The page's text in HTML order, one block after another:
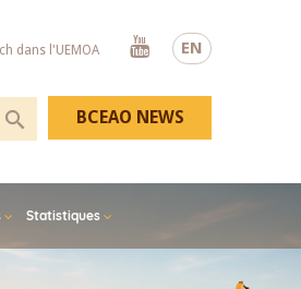
EN
dans l'UEMOA
Youtube
Statistiques
BCEAO NEWS